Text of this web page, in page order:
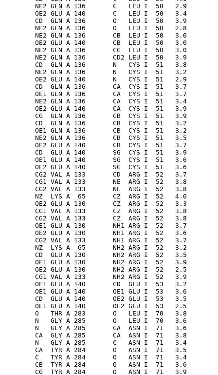
NE2 GLN A 136       C   LEU I  50   2.9
OE2 GLU A 140       C   LEU I  50   3.4
CD  GLN A 136       O   LEU I  50   3.9
NE2 GLN A 136       O   LEU I  50   2.8
NE2 GLN A 136       CB  LEU I  50   3.0
OE2 GLU A 140       CB  LEU I  50   3.0
NE2 GLN A 136       CG  LEU I  50   3.0
NE2 GLN A 136       CD2 LEU I  50   3.9
CD  GLN A 136       N   CYS I  51   3.8
NE2 GLN A 136       N   CYS I  51   3.2
OE2 GLU A 140       N   CYS I  51   2.9
CD  GLN A 136       CA  CYS I  51   3.7
OE1 GLN A 136       CA  CYS I  51   3.7
NE2 GLN A 136       CA  CYS I  51   3.4
OE2 GLU A 140       CA  CYS I  51   3.9
CG  GLN A 136       CB  CYS I  51   3.9
CD  GLN A 136       CB  CYS I  51   3.2
OE1 GLN A 136       CB  CYS I  51   3.2
NE2 GLN A 136       CB  CYS I  51   3.5
OE2 GLU A 140       CB  CYS I  51   3.7
CD  GLU A 140       SG  CYS I  51   3.9
OE1 GLU A 140       SG  CYS I  51   3.6
OE2 GLU A 140       SG  CYS I  51   3.6
CG2 VAL A 133       CD  ARG I  52   3.7
CG1 VAL A 133       NE  ARG I  52   3.8
CG2 VAL A 133       NE  ARG I  52   3.8
NZ  LYS A  65       CZ  ARG I  52   4.0
OE2 GLU A 130       CZ  ARG I  52   3.3
CG1 VAL A 133       CZ  ARG I  52   3.8
CG2 VAL A 133       CZ  ARG I  52   3.8
OE1 GLU A 130       NH1 ARG I  52   3.7
OE2 GLU A 130       NH1 ARG I  52   3.6
CG2 VAL A 133       NH1 ARG I  52   3.7
NZ  LYS A  65       NH2 ARG I  52   3.2
CD  GLU A 130       NH2 ARG I  52   3.5
OE1 GLU A 130       NH2 ARG I  52   3.9
OE2 GLU A 130       NH2 ARG I  52   2.5
CG1 VAL A 133       NH2 ARG I  52   3.9
OE1 GLU A 140       CD  GLU I  53   3.2
OE1 GLU A 140       OE1 GLU I  53   3.6
CD  GLU A 140       OE2 GLU I  53   3.5
OE1 GLU A 140       OE2 GLU I  53   2.5
O   THR A 283       O   LEU I  70   3.8
N   GLY A 285       O   LEU I  70   3.6
N   GLY A 285       CA  ASN I  71   3.6
CA  GLY A 285       CA  ASN I  71   3.8
N   GLY A 285       C   ASN I  71   3.4
CA  TYR A 284       O   ASN I  71   3.5
C   TYR A 284       O   ASN I  71   3.4
CB  TYR A 284       O   ASN I  71   3.6
CG  TYR A 284       O   ASN I  71   3.9